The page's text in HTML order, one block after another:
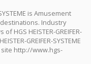
is Amusement
Industry
HGS HEISTER-GREIFER-
GREIFER-SYSTEME
http://www.hgs-